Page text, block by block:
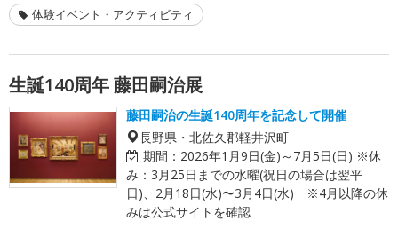
体験イベント・アクティビティ
生誕140周年 藤田嗣治展
藤田嗣治の生誕140周年を記念して開催
長野県・北佐久郡軽井沢町
期間： 2026年1月9日(金)～7月5日(日) ※休
み：3月25日までの水曜(祝日の場合は翌平
日)、2月18日(水)〜3月4日(水) ※4月以降の休
みは公式サイトを確認